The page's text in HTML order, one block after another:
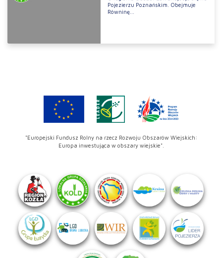
Pojezierzu Poznańskim. Obejmuje
Równinę...
"Europejski Fundusz Rolny na rzecz Rozwoju Obszarów Wiejskich:
Europa inwestująca w obszary wiejskie".